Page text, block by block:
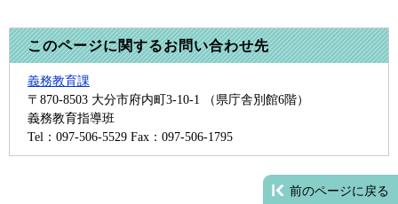
このページに関するお問い合わせ先
義務教育課
〒870-8503 大分市府内町3-10-1 （県庁舎別館6階）
義務教育指導班
Tel：097-506-5529 Fax：097-506-1795
前のページに戻る